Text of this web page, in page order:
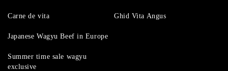
Carne de vita Ghid Vita Angus
Japanese Wagyu Beef in Europe
Summer time sale wagyu
exclusive